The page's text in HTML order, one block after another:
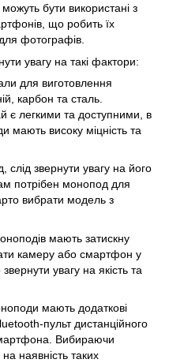
бути використані з
що робить їх
фотографів.
увагу на такі фактори:
для виготовлення
карбон та сталь.
є легкими та доступними, в
мають високу міцність та
звернути увагу на його
потрібен монопод для
вибрати модель з
мають затискну
камеру або смартфон у
увагу на якість та
мають додаткові
пульт дистанційного
Вибираючи
наявність таких